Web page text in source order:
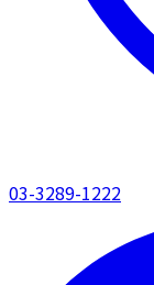
03-3289-1222